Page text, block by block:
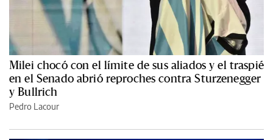
Milei chocó con el límite de sus aliados y el traspié
en el Senado abrió reproches contra Sturzenegger
y Bullrich
Pedro Lacour